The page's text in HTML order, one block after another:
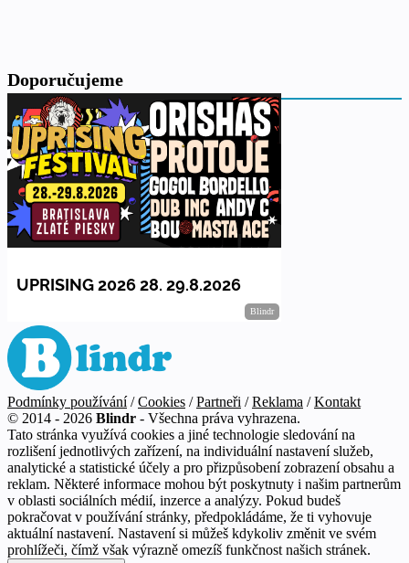
Doporučujeme
Podmínky používání / Cookies / Partneři / Reklama / Kontakt
© 2014 - 2026 Blindr - Všechna práva vyhrazena.
Tato stránka využívá cookies a jiné technologie sledování na
rozlišení jednotlivých zařízení, na individuální nastavení služeb,
analytické a statistické účely a pro přizpůsobení zobrazení obsahu a
reklam. Některé informace mohou být poskytnuty i našim partnerům
v oblasti sociálních médií, inzerce a analýzy. Pokud budeš
pokračovat v používání stránky, předpokládáme, že ti vyhovuje
aktuální nastavení. Nastavení si můžeš kdykoliv změnit ve svém
prohlížeči, čímž však výrazně omezíš funkčnost našich stránek.